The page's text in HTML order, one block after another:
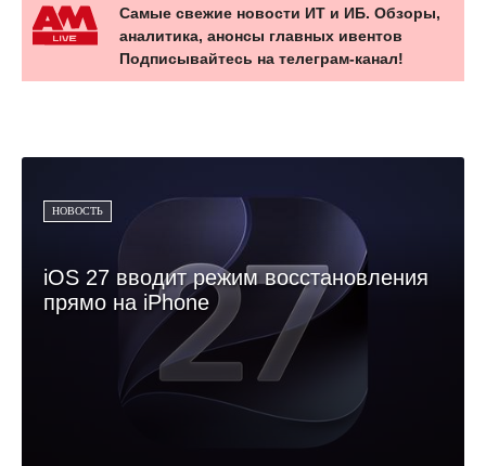
Самые свежие новости ИТ и ИБ. Обзоры,
аналитика, анонсы главных ивентов
Подписывайтесь на телеграм-канал!
НОВОСТЬ
iOS 27 вводит режим восстановления
прямо на iPhone